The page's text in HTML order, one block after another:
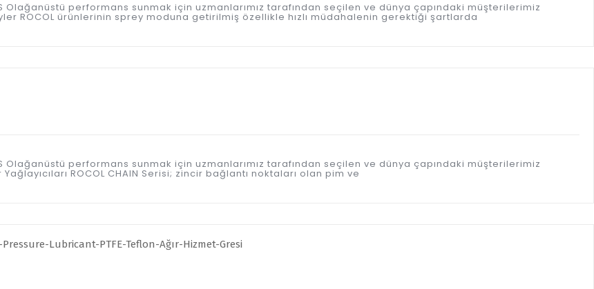
Olağanüstü performans sunmak için uzmanlarımız tarafından seçilen ve dünya çapındaki müşterilerimiz
ROCOL ürünlerinin sprey moduna getirilmiş özellikle hızlı müdahalenin gerektiği şartlarda
Olağanüstü performans sunmak için uzmanlarımız tarafından seçilen ve dünya çapındaki müşterilerimiz
ROCOL CHAIN Serisi; zincir bağlantı noktaları olan pim ve